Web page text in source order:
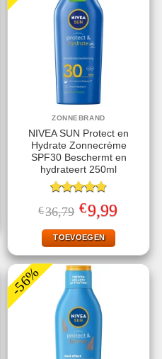
ZONNEBRAND
NIVEA SUN Protect en
Hydrate Zonnecrème
SPF30 Beschermt en
hydrateert 250ml
Gewaardeerd
4.78uit 5
€36,79 Oorspronkelijke
prijs
was:
€36,79.
€9,99Huidige
prijs
TOEVOEGEN
-56%